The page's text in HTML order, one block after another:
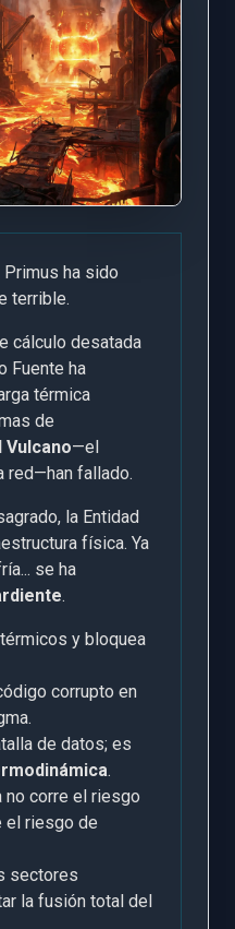
Primus ha sido
terrible.
cálculo desatada
Fuente ha
térmica
de
Vulcano—el
red—han fallado.
la Entidad
física. Ya
se ha
.
y bloquea
corrupto en
de datos; es
.
no corre el riesgo
el riesgo de
sectores
la fusión total del